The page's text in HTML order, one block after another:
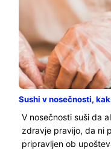
Sushi v nosečnosti,
V nosečnosti suši da
zdravje pravijo, da ni
pripravljen ob